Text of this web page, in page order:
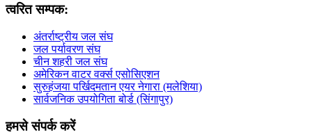
त्वरित सम्पक:
अंतर्राष्ट्रीय जल संघ
जल पर्यावरण संघ
चीन शहरी जल संघ
अमेरिकन वाटर वर्क्स एसोसिएशन
सुरुहंजया पर्खिदमतान एयर नेगारा (मलेशिया)
सार्वजनिक उपयोगिता बोर्ड (सिंगापुर)
हमसे संपर्क करें